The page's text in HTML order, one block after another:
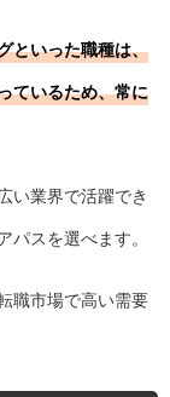
といった職種は、
ているため、常に
い業界で活躍でき
パスを選べます。
職市場で高い需要